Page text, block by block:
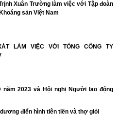
Xuân Trường làm việc với Tập đoàn
sản Việt Nam
LÀM VIỆC VỚI TỔNG CÔNG TY
năm 2023 và Hội nghị Người lao động
điển hình tiên tiến và thợ giỏi